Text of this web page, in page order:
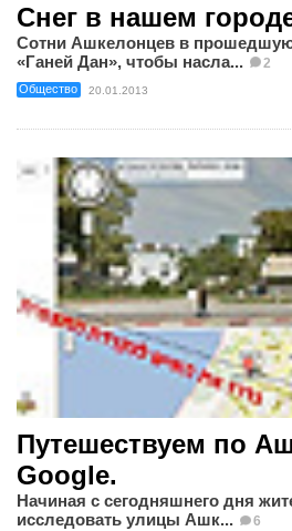
Снег в нашем
Сотни Ашкелонцев в
«Ганей Дан», чтобы насла...
2
Общество 20.01.2013
Путешествуем по
Google.
Начиная с сегодняшнего дня
исследовать улицы Ашк...
6